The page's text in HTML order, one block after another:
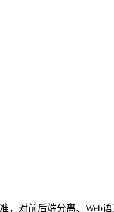
，对前后端分离、